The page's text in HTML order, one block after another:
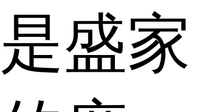
是盛家